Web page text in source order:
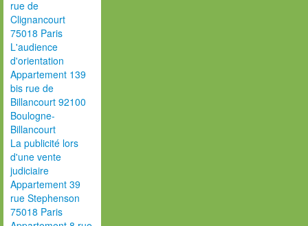
rue de
Clignancourt
75018 Paris
L'audience
d'orientation
Appartement 139
bis rue de
Billancourt 92100
Boulogne-
Billancourt
La publicité lors
d'une vente
judiciaire
Appartement 39
rue Stephenson
75018 Paris